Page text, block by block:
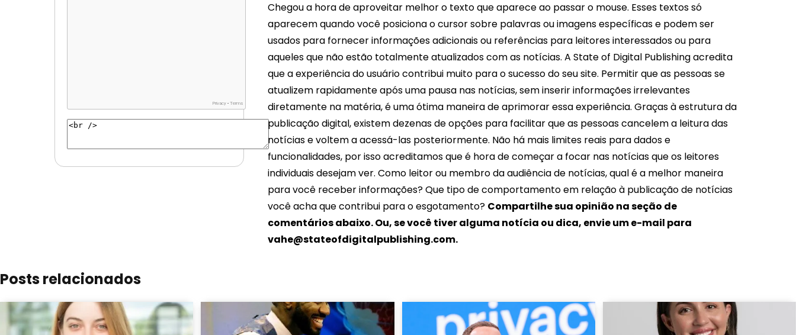
Chegou a hora de aproveitar melhor o texto que aparece ao passar o mouse. Esses textos só
aparecem quando você posiciona o cursor sobre palavras ou imagens específicas e podem ser
usados ​​para fornecer informações adicionais ou referências para leitores interessados ​​ou para
aqueles que não estão totalmente atualizados com as notícias. A State of Digital Publishing acredita
que a experiência do usuário contribui muito para o sucesso do seu site. Permitir que as pessoas se
atualizem rapidamente após uma pausa nas notícias, sem inserir informações irrelevantes
diretamente na matéria, é uma ótima maneira de aprimorar essa experiência. Graças à estrutura da
publicação digital, existem dezenas de opções para facilitar que as pessoas cancelem a leitura das
notícias e voltem a acessá-las posteriormente. Não há mais limites reais para dados e
funcionalidades, por isso acreditamos que é hora de começar a focar nas notícias que os leitores
individuais desejam ver. Como leitor ou membro da audiência de notícias, qual é a melhor maneira
para você receber informações? Que tipo de comportamento em relação à publicação de notícias
você acha que contribui para o esgotamento? Compartilhe sua opinião na seção de
comentários abaixo. Ou, se você tiver alguma notícia ou dica, envie um e-mail para
vahe@stateofdigitalpublishing.com.
Posts relacionados